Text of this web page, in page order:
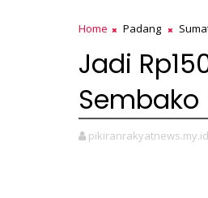
Home Padang
Jadi
Sembako
pikiranrakyatnews.my.id